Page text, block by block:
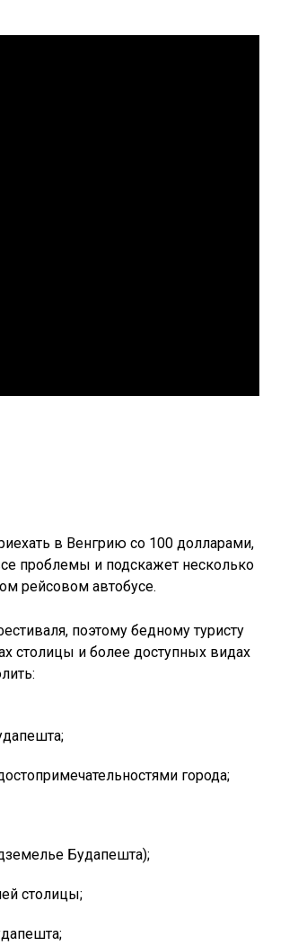
в Венгрию со 100 долларами,
проблемы и подскажет несколько
рейсовом автобусе.
поэтому бедному туристу
столицы и более доступных видах
города;
Будапешта);
столицы;